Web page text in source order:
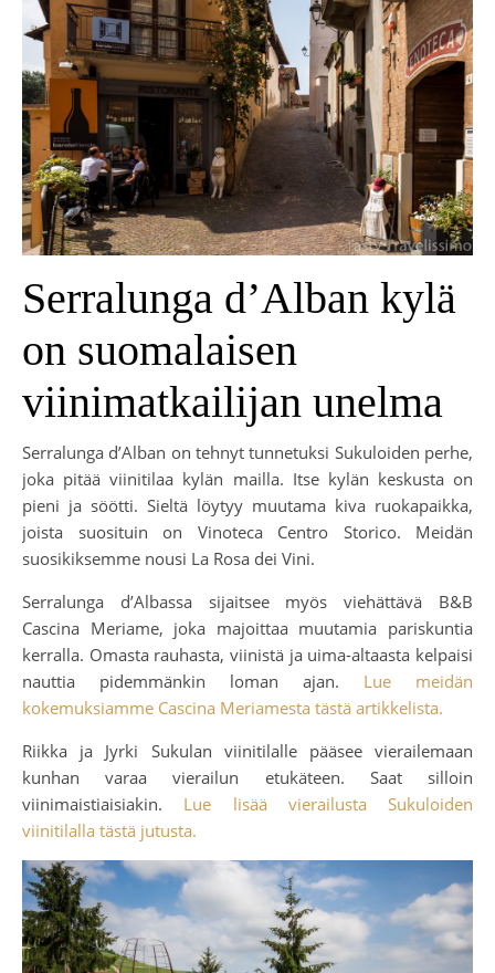
Serralunga d’Alban kylä
on suomalaisen
viinimatkailijan unelma
Serralunga d’Alban on tehnyt tunnetuksi Sukuloiden perhe,
joka pitää viinitilaa kylän mailla. Itse kylän keskusta on
pieni ja söötti. Sieltä löytyy muutama kiva ruokapaikka,
joista suosituin on Vinoteca Centro Storico. Meidän
suosikiksemme nousi La Rosa dei Vini.
Serralunga d’Albassa sijaitsee myös viehättävä B&B
Cascina Meriame, joka majoittaa muutamia pariskuntia
kerralla. Omasta rauhasta, viinistä ja uima-altaasta kelpaisi
nauttia pidemmänkin loman ajan. Lue meidän
kokemuksiamme Cascina Meriamesta tästä artikkelista.
Riikka ja Jyrki Sukulan viinitilalle pääsee vierailemaan
kunhan varaa vierailun etukäteen. Saat silloin
viinimaistiaisiakin. Lue lisää vierailusta Sukuloiden
viinitilalla tästä jutusta.